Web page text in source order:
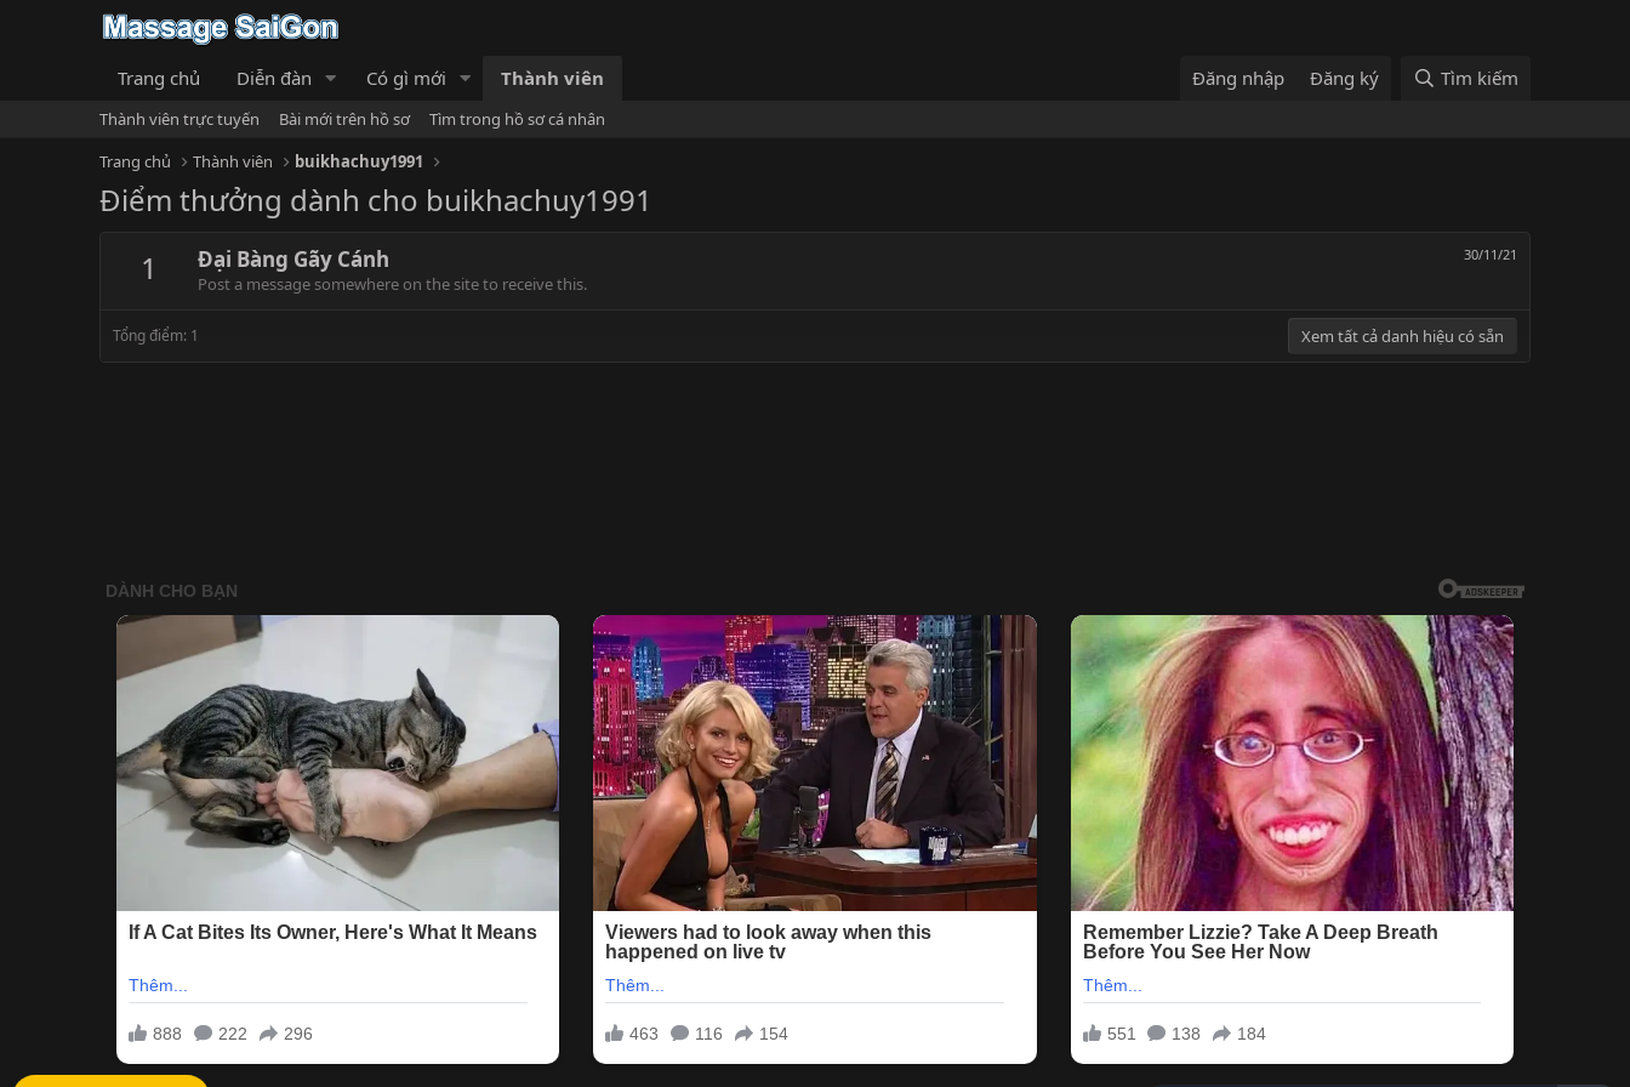
Trang chủ Diễn đàn Có gì mới Thành viên Đăng nhập Đăng ký Tìm kiếm
Thành viên trực tuyến Bài mới trên hồ sơ
Tìm trong hồ sơ cá nhân
Trang chủ
Thành viên buikhachuy1991
Điểm thưởng dành cho buikhachuy1991
1
30/11/21
Đại Bàng Gãy Cánh
Post a message somewhere on the site to receive this.
Tổng điểm: 1 Xem tất cả danh hiệu có sẵn